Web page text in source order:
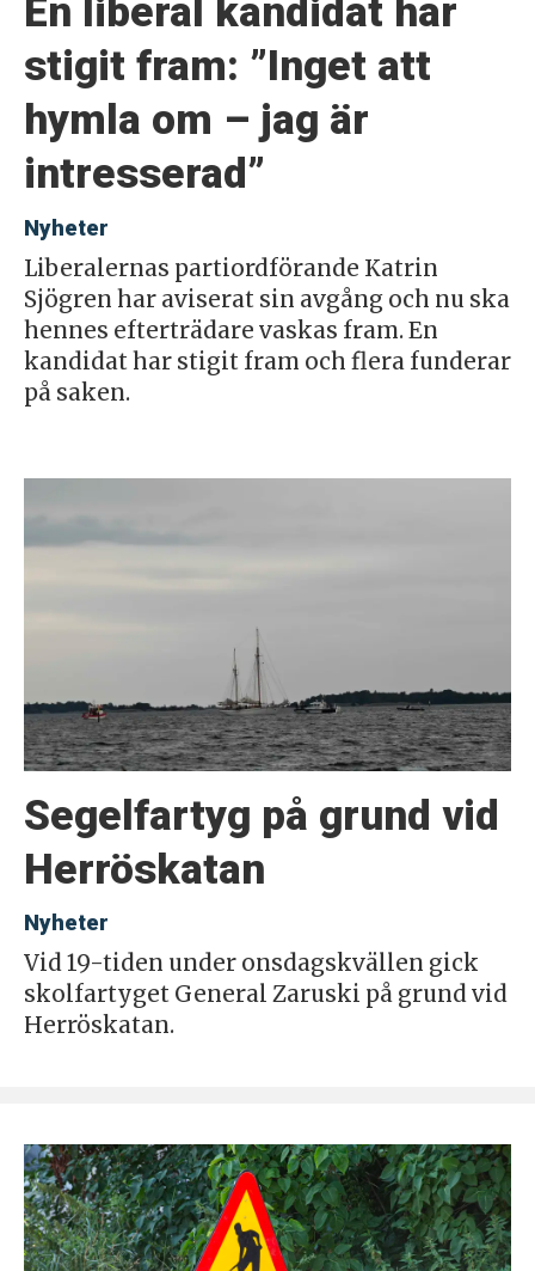
En liberal kandidat har
stigit fram: ”Inget att
hymla om – jag är
intresserad”
Nyheter
Liberalernas partiordförande Katrin
Sjögren har aviserat sin avgång och nu ska
hennes efterträdare vaskas fram. En
kandidat har stigit fram och flera funderar
på saken.
Segelfartyg på grund vid
Herröskatan
Nyheter
Vid 19-tiden under onsdagskvällen gick
skolfartyget General Zaruski på grund vid
Herröskatan.